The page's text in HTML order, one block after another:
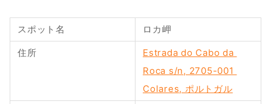
スポット名 ロカ岬
住所
Estrada do Cabo da
Roca s/n, 2705-001
Colares, ポルトガル